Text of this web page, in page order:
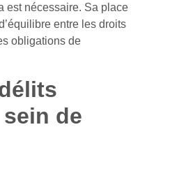
est nécessaire. Sa place
entre les droits
obligations de
sein de